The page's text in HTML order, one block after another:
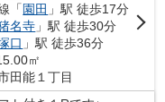
「園田 」駅 徒歩17分
名寺 」駅 徒歩30分
口 」駅 徒歩36分
㎡
田能１丁目